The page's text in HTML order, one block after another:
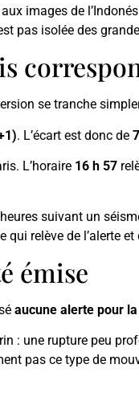
images de
pas isolée des
se tranche
. L’écart est donc de
L’horaire 16 h 57
suivant un
relève de l’alerte
émise
aucune alerte pour
une rupture peu
pas ce type de